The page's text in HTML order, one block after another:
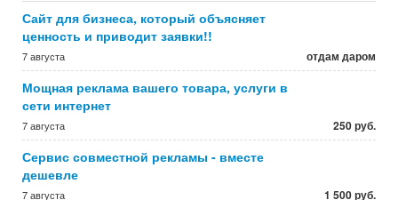
Сайт для бизнеса, который объясняет
ценность и приводит заявки!!
7 августа отдам даром
Мощная реклама вашего товара, услуги в
сети интернет
7 августа 250 руб.
Сервис совместной рекламы - вместе
дешевле
7 августа 1 500 руб.